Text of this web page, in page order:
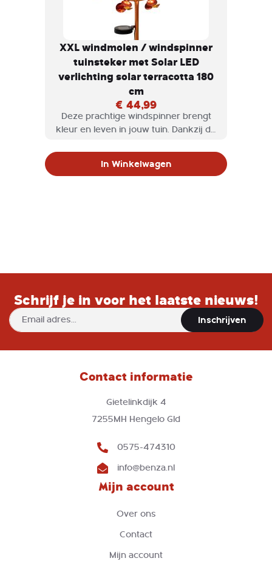
XXL windmolen / windspinner
tuinsteker met Solar LED
verlichting solar terracotta 180
cm
€ 44,99
Deze prachtige windspinner brengt
kleur en leven in jouw tuin. Dankzij de
dat overdag en ' s avonds voor een
In Winkelwagen
Schrijf je in voor het laatste nieuws!
Abonneer
u
onze
Inschrijven
Contact informatie
Gietelinkdijk 4
7255MH Hengelo Gld
0575-474310
info@benza.nl
Mijn account
Over ons
Contact
Mijn account